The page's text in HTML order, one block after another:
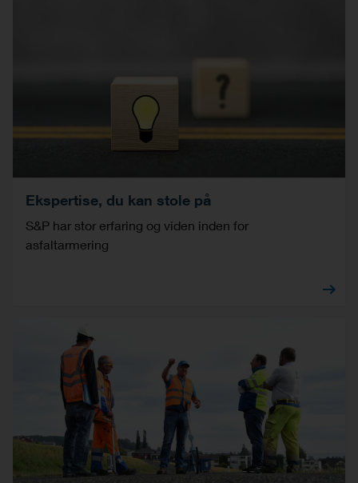
Ekspertise, du kan stole på
S&P har stor erfaring og viden inden for
asfaltarmering